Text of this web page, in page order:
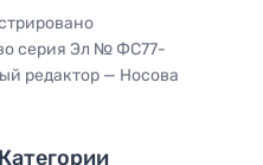
серия Эл № ФС77-
редактор — Носова
Категории